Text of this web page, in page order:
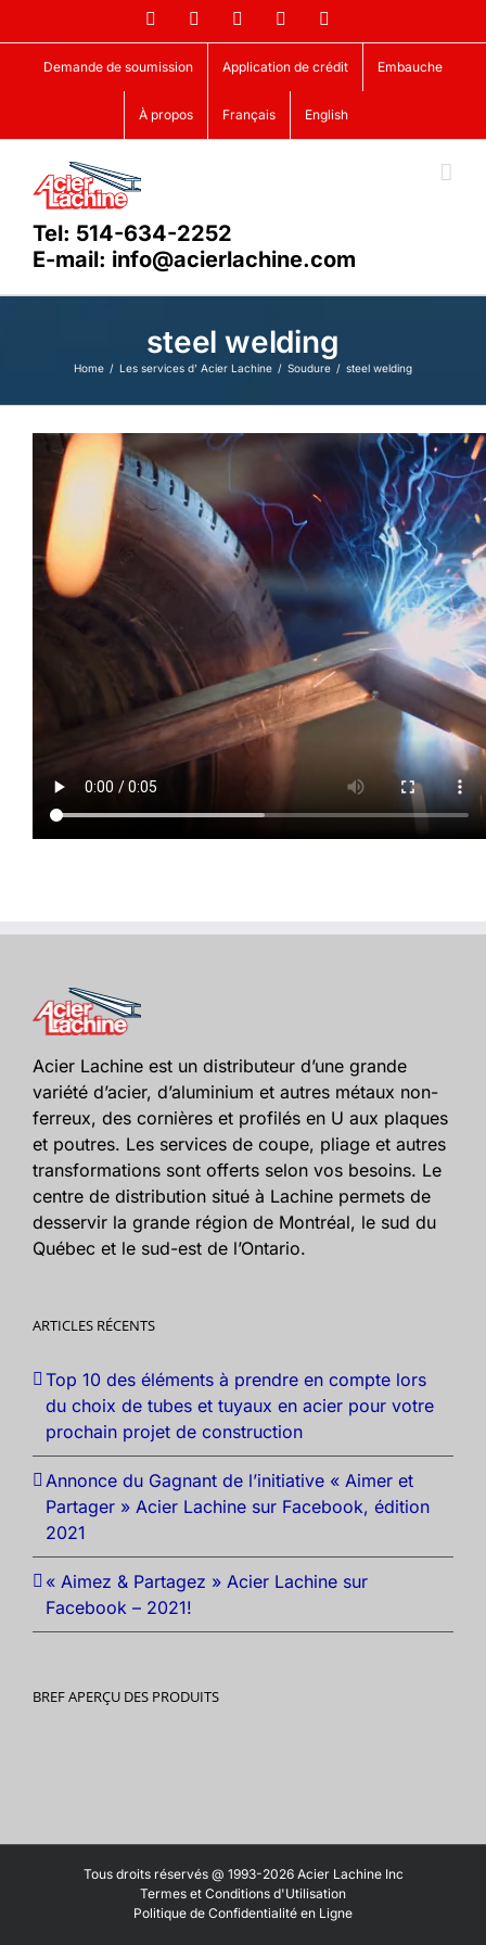
to
content
FacebookLinkedIn YouTube
Demande de soumission Application de crédit Embauche
À propos Français English
Tel: 514-634-2252
E-mail: info@acierlachine.com
steel welding
Home Les services d’ Acier Lachine Soudure steel welding
Acier Lachine est un distributeur d’une grande
variété d’acier, d’aluminium et autres métaux non-
ferreux, des cornières et profilés en U aux plaques
et poutres. Les services de coupe, pliage et autres
transformations sont offerts selon vos besoins. Le
centre de distribution situé à Lachine permets de
desservir la grande région de Montréal, le sud du
Québec et le sud-est de l’Ontario.
ARTICLES RÉCENTS
Top 10 des éléments à prendre en compte lors
du choix de tubes et tuyaux en acier pour votre
prochain projet de construction
Annonce du Gagnant de l’initiative « Aimer et
Partager » Acier Lachine sur Facebook, édition
2021
« Aimez & Partagez » Acier Lachine sur
Facebook – 2021!
BREF APERÇU DES PRODUITS
Tous droits réservés @ 1993-2026 Acier Lachine Inc
Termes et Conditions d'Utilisation
Politique de Confidentialité en Ligne